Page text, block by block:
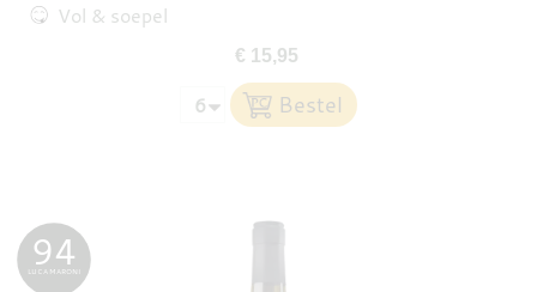
Vol & soepel
€ 15,95
94
LUCA MARONI